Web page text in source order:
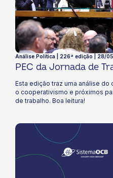
Análise Política | 226ª edição | 28/
PEC da Jornada de
Esta edição traz uma análise
o cooperativismo e próximos
de trabalho. Boa leitura!